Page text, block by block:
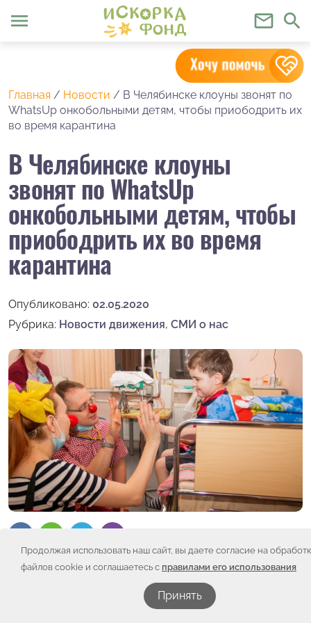
Продолжая использовать наш сайт, вы даете согласие на
файлов cookie и соглашаетесь с правилами его использования
Принять
menu mail_outline search
Главная / Новости / В Челябинске клоуны звонят по
WhatsUp онкобольными детям, чтобы приободрить их
во время карантина
В Челябинске клоуны
звонят по WhatsUp
онкобольными детям, чтобы
приободрить их во время
карантина
Опубликовано: 02.05.2020
Рубрика: Новости движения, СМИ о нас